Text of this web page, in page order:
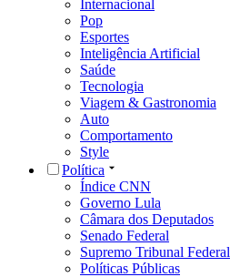
Internacional
Pop
Esportes
Inteligência Artificial
Saúde
Tecnologia
Viagem & Gastronomia
Auto
Comportamento
Style
Política
Índice CNN
Governo Lula
Câmara dos Deputados
Senado Federal
Supremo Tribunal Federal
Políticas Públicas